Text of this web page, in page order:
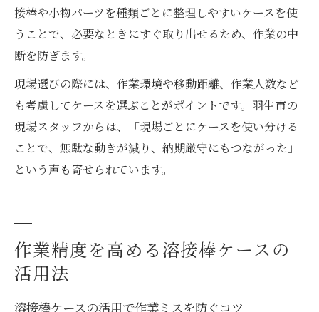
接棒や小物パーツを種類ごとに整理しやすいケースを使
うことで、必要なときにすぐ取り出せるため、作業の中
断を防ぎます。
現場選びの際には、作業環境や移動距離、作業人数など
も考慮してケースを選ぶことがポイントです。羽生市の
現場スタッフからは、「現場ごとにケースを使い分ける
ことで、無駄な動きが減り、納期厳守にもつながった」
という声も寄せられています。
作業精度を高める溶接棒ケースの
活用法
溶接棒ケースの活用で作業ミスを防ぐコツ